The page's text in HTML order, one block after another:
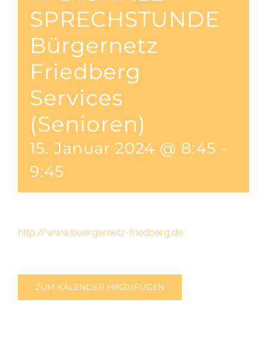
SPRECHSTUNDE
Bürgernetz
Friedberg
Services
(Senioren)
15. Januar 2024 @ 8:45 -
9:45
http://www.buergernetz-friedberg.de
ZUM KALENDER HINZUFÜGEN